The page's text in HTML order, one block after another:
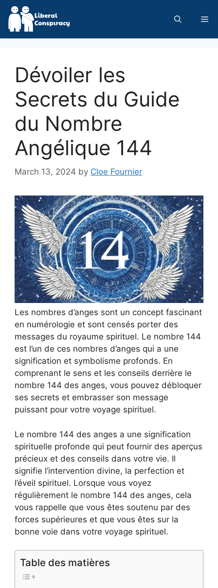
Skip
content
Dévoiler les
Secrets du Guide
du Nombre
Angélique 144
March 13, 2024 by Cloe Fournier
Les nombres d’anges sont un concept fascinant
en numérologie et sont censés porter des
messages du royaume spirituel. Le nombre 144
est l’un de ces nombres d’anges qui a une
signification et symbolisme profonds. En
comprenant le sens et les conseils derrière le
nombre 144 des anges, vous pouvez débloquer
ses secrets et embrasser son message
puissant pour votre voyage spirituel.
Le nombre 144 des anges a une signification
spirituelle profonde qui peut fournir des aperçus
précieux et des conseils dans votre vie. Il
signifie l’intervention divine, la perfection et
l’éveil spirituel. Lorsque vous voyez
régulièrement le nombre 144 des anges, cela
vous rappelle que vous êtes soutenu par des
forces supérieures et que vous êtes sur la
bonne voie dans votre voyage spirituel.
Table des matières